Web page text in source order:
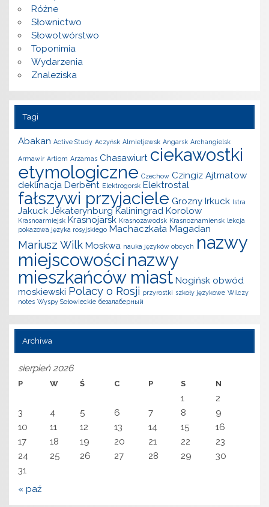
Różne
Słownictwo
Słowotwórstwo
Toponimia
Wydarzenia
Znaleziska
Tagi
Abakan Active Study Aczyńsk Almietjewsk Angarsk Archangielsk
Armawir Artiom Arzamas Chasawiurt ciekawostki
etymologiczne Czechow Czingiz Ajtmatow
deklinacja Derbent Elektrogorsk Elektrostal
fałszywi przyjaciele Grozny Irkuck Istra
Jakuck Jekaterynburg Kaliningrad Korolow
Krasnoarmiejsk Krasnojarsk Krasnozawodsk Krasnoznamiensk lekcja
pokazowa języka rosyjskiego Machaczkała Magadan
Mariusz Wilk Moskwa nauka języków obcych nazwy
miejscowości nazwy
mieszkańców miast Nogińsk obwód
moskiewski Polacy o Rosji przyrostki szkoły językowe Wilczy
notes Wyspy Sołowieckie безалаберный
Archiwa
sierpień 2026
P W Ś C P S N
« paź
1
2
3
4 5 6 7 8
9
10
11 12 13 14 15
16
17
18 19 20 21 22
23
24
25 26 27 28 29
30
31